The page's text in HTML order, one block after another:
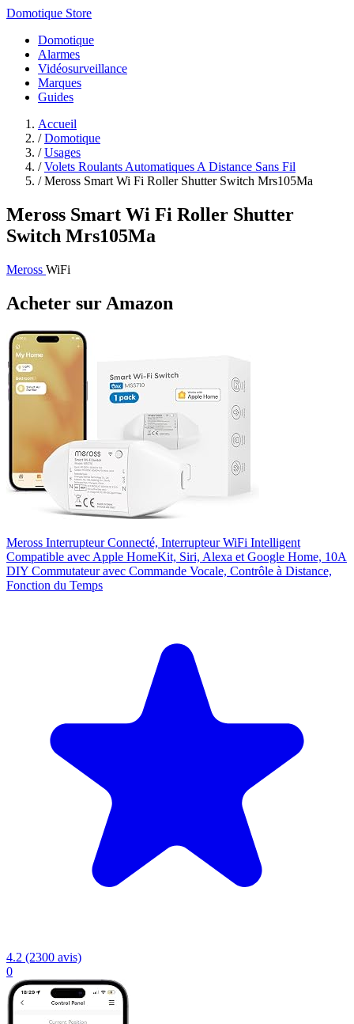
Domotique Store
Domotique
Alarmes
Vidéosurveillance
Marques
Guides
Accueil
/ Domotique
/ Usages
/ Volets Roulants Automatiques A Distance Sans Fil
/ Meross Smart Wi Fi Roller Shutter Switch Mrs105Ma
Meross Smart Wi Fi Roller Shutter
Switch Mrs105Ma
Meross WiFi
Acheter sur Amazon
Meross Interrupteur Connecté, Interrupteur WiFi Intelligent
Compatible avec Apple HomeKit, Siri, Alexa et Google Home, 10A
DIY Commutateur avec Commande Vocale, Contrôle à Distance,
Fonction du Temps
4.2 (2300 avis)
0